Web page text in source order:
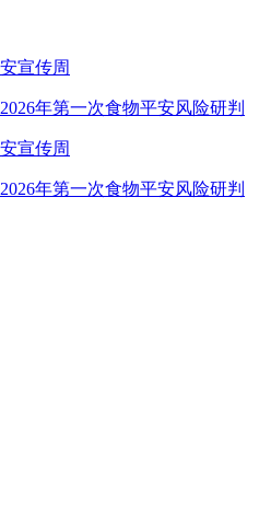
宣传周
年第一次食物平安风险研判
宣传周
年第一次食物平安风险研判